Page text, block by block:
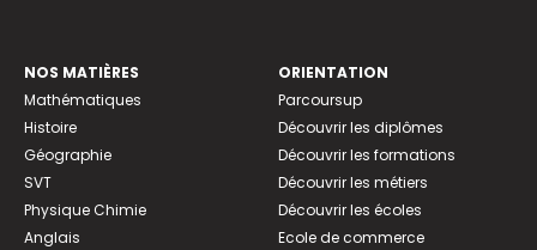
NOS MATIÈRES
Mathématiques
Histoire
Géographie
SVT
Physique Chimie
Anglais
ORIENTATION
Parcoursup
Découvrir les diplômes
Découvrir les formations
Découvrir les métiers
Découvrir les écoles
Ecole de commerce